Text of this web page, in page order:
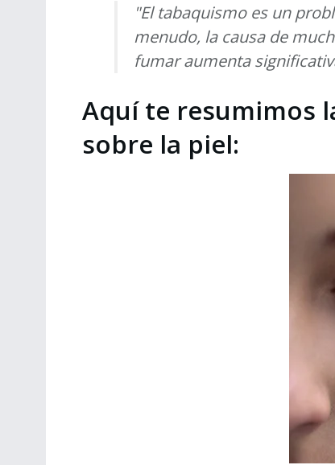
"El tabaquismo es un
menudo, la causa de
fumar aumenta
Aquí te resumimos
sobre la piel: